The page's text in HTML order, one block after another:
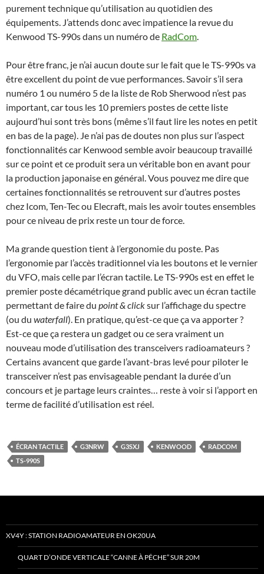
purement technique qu’utilisation au quotidien des
équipements. J’attends donc avec impatience la revue du
Kenwood TS-990s dans un numéro de RadCom.
Pour être franc, je n’ai aucun doute sur le fait que le TS-990s va
être excellent du point de vue performances. Savoir s’il sera
numéro 1 ou numéro 5 de la liste de Rob Sherwood n’est pas
important, car tous les 10 premiers postes de cette liste
aujourd’hui sont très bons (même s’il faut lire les notes en petit
en bas de la page). Je n’ai pas de doutes non plus sur l’aspect
fonctionnalités car Kenwood semble avoir beaucoup travaillé
sur ce point et ce produit sera un véritable bon en avant pour
la production japonaise en général. Vous pouvez me dire que
certaines fonctionnalités se retrouvent sur d’autres postes
chez Icom, Ten-Tec ou Elecraft, mais les avoir toutes ensembles
pour ce niveau de prix reste un tour de force.
Ma grande question tient à l’ergonomie du poste. Pas
l’ergonomie par l’accès traditionnel via les boutons et le vernier
du VFO, mais celle par l’écran tactile. Le TS-990s est en effet le
premier poste décamétrique grand public avec un écran tactile
permettant de faire du point & clicksur l’affichage du spectre
(ou du waterfall). En pratique, qu’est-ce que ça va apporter ?
Est-ce que ça restera un gadget ou ce sera vraiment un
nouveau mode d’utilisation des transceivers radioamateurs ?
Certains avancent que garde l’avant-bras levé pour piloter le
transceiver n’est pas envisageable pendant la durée d’un
concours et je partage leurs craintes… reste à voir si l’apport en
terme de facilité d’utilisation est réel.
ÉCRAN TACTILE G3NRW G3SXJ KENWOOD
RADCOM
TS-990S
XV4Y : STATION RADIOAMATEUR EN OK20UA
QUART D’ONDE VERTICALE “CANNE À PÊCHE” SUR 20M